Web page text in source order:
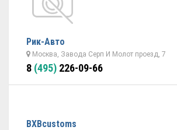
Рик-Авто
Москва, Завода Серп И Молот проезд, 7
8 (495) 226-09-66
BXBcustoms